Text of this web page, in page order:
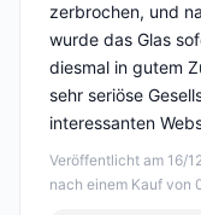
Veröffentlicht am 16/
nach einem Kauf von
zerbrochen, und
wurde das Glas
diesmal in gutem
sehr seriöse
interessanten